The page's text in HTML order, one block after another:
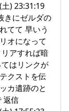
) 23:31:19
きにゼルダの
てて 早いう
オになって
アすれば暗
はリンクが
クストを伝
カ遺跡のと
返信